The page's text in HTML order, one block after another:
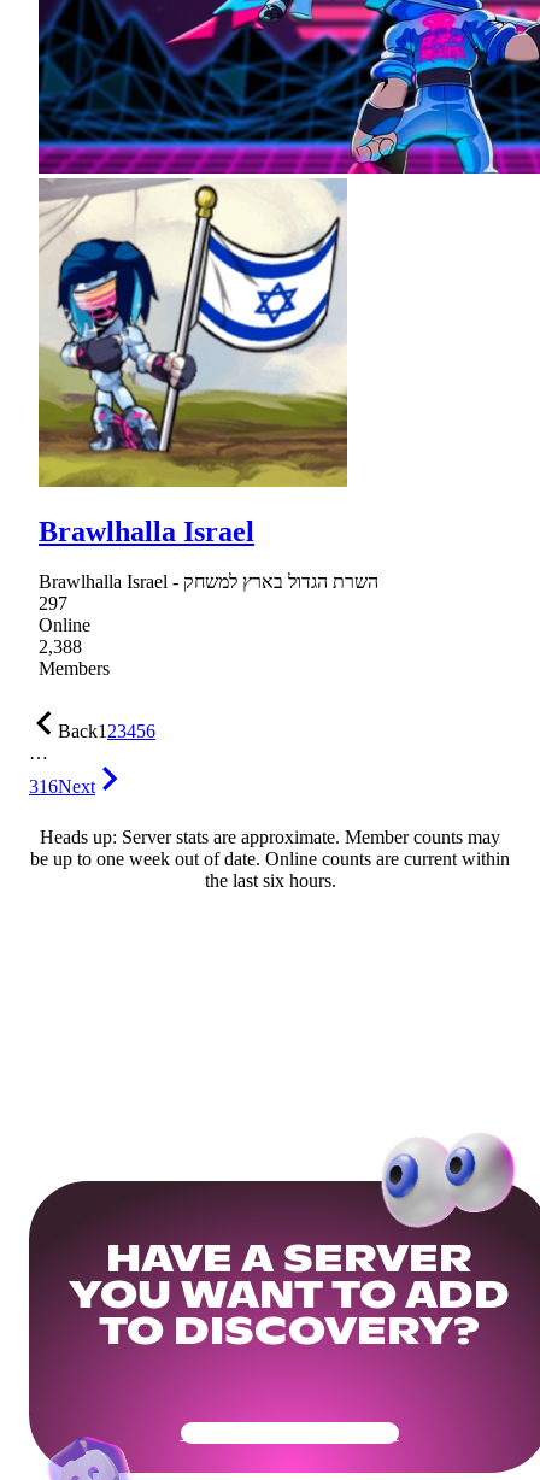
Brawlhalla Israel
Brawlhalla Israel - השרת הגדול בארץ למשחק
297
Online
2,388
Members
Back123456
…
316Next
Heads up: Server stats are approximate. Member counts may
be up to one week out of date. Online counts are current within
the last six hours.
HAVE A SERVER
YOU WANT TO ADD
TO DISCOVERY?
Get Your Community Ready